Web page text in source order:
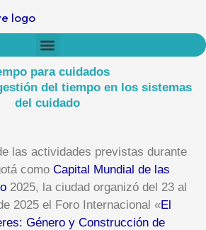
para cuidados
del tiempo en los sistemas
del cuidado
las actividades previstas durante
comoCapital Mundial de las
2025, la ciudad organizó del 23 al
2025 el Foro Internacional «El
Género y Construcción de